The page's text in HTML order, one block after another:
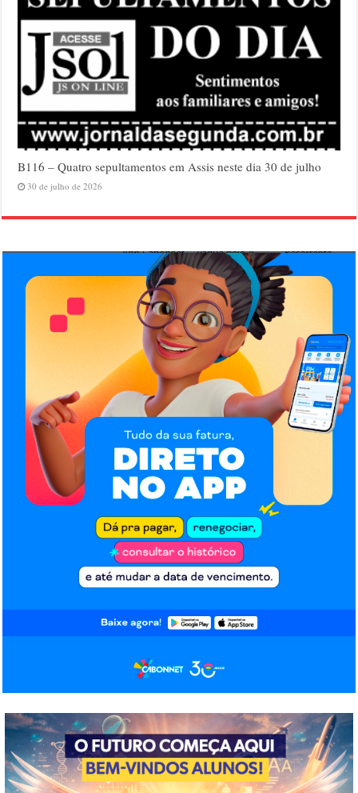
B116 – Quatro sepultamentos em Assis neste dia 30 de julho
30 de julho de 2026